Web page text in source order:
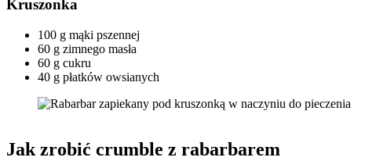
Kruszonka
100 g mąki pszennej
60 g zimnego masła
60 g cukru
40 g płatków owsianych
Jak zrobić crumble z rabarbarem